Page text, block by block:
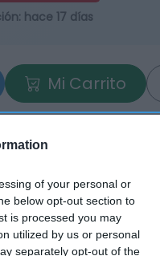
of your personal or
below opt-out section to
is processed you may
utilized by us or personal
separately opt-out of the
hace 17 días
Mi Carrito